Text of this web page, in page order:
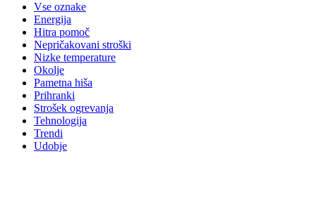
Vse oznake
Energija
Hitra pomoč
Nepričakovani stroški
Nizke temperature
Okolje
Pametna hiša
Prihranki
Strošek ogrevanja
Tehnologija
Trendi
Udobje